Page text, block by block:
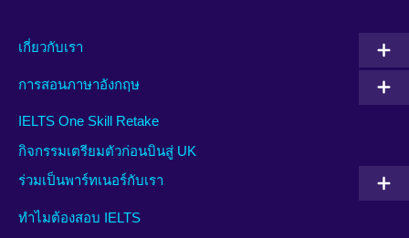
เกี่ยวกับเรา
การสอนภาษาอังกฤษ
IELTS One Skill Retake
กิจกรรมเตรียมตัวก่อนบินสู่ UK
ร่วมเป็นพาร์ทเนอร์กับเรา
ทำไมต้องสอบ IELTS